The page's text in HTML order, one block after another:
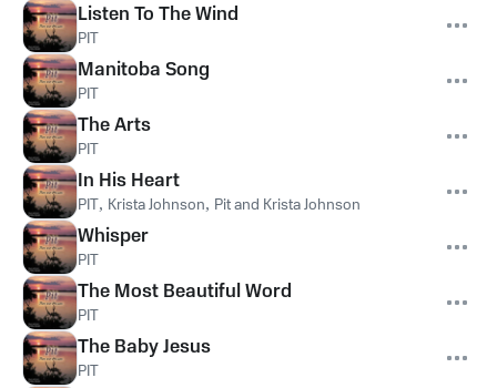
Listen To The Wind
PIT
Manitoba Song
PIT
The Arts
PIT
In His Heart
PIT, Krista Johnson, Pit and Krista Johnson
Whisper
PIT
The Most Beautiful Word
PIT
The Baby Jesus
PIT